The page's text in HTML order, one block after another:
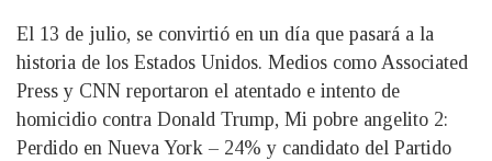
El 13 de julio, se convirtió en un día que pasará a la
historia de los Estados Unidos. Medios como Associated
Press y CNN reportaron el atentado e intento de
homicidio contra Donald Trump, Mi pobre angelito 2:
Perdido en Nueva York – 24% y candidato del Partido